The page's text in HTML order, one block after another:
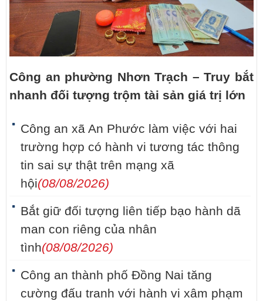
Công an phường Nhơn Trạch – Truy bắt
nhanh đối tượng trộm tài sản giá trị lớn
Công an xã An Phước làm việc với hai
trường hợp có hành vi tương tác thông
tin sai sự thật trên mạng xã
hội(08/08/2026)
Bắt giữ đối tượng liên tiếp bạo hành dã
man con riêng của nhân
tình(08/08/2026)
Công an thành phố Đồng Nai tăng
cường đấu tranh với hành vi xâm phạm